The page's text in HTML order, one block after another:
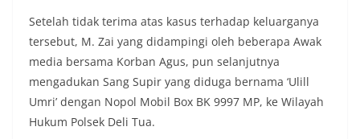
Setelah tidak terima atas kasus terhadap keluarganya
tersebut, M. Zai yang didampingi oleh beberapa Awak
media bersama Korban Agus, pun selanjutnya
mengadukan Sang Supir yang diduga bernama ‘Ulill
Umri’ dengan Nopol Mobil Box BK 9997 MP, ke Wilayah
Hukum Polsek Deli Tua.